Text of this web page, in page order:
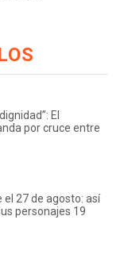
El
por cruce entre
el 27 de agosto: así
personajes 19